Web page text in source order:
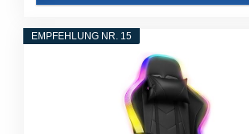
EMPFEHLUNG NR. 15